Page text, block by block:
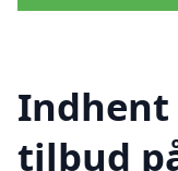
tilbud